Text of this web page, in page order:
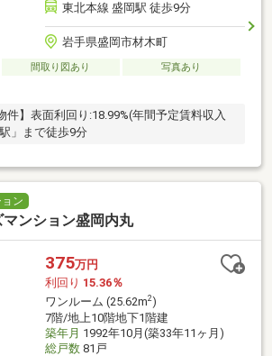
東北本線 盛岡駅 徒歩9分
岩手県盛岡市材木町
間取り図あり
写真あり
件】表面利回り:18.99%(年間予定賃料収入
」まで徒歩9分
ン
ンション盛岡内丸
375万円
利回り 15.36％
ワンルーム (25.62m2)
7階/地上10階地下1階建
築年月 1992年10月(築33年11ヶ月)
総戸数81戸